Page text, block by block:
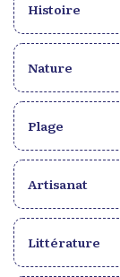
Histoire
Nature
Plage
Artisanat
Littérature